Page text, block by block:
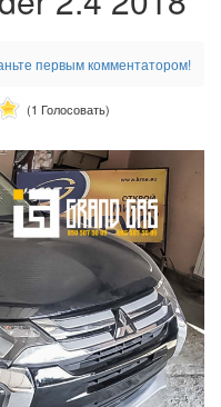
первым комментатором!
(1 Голосовать)